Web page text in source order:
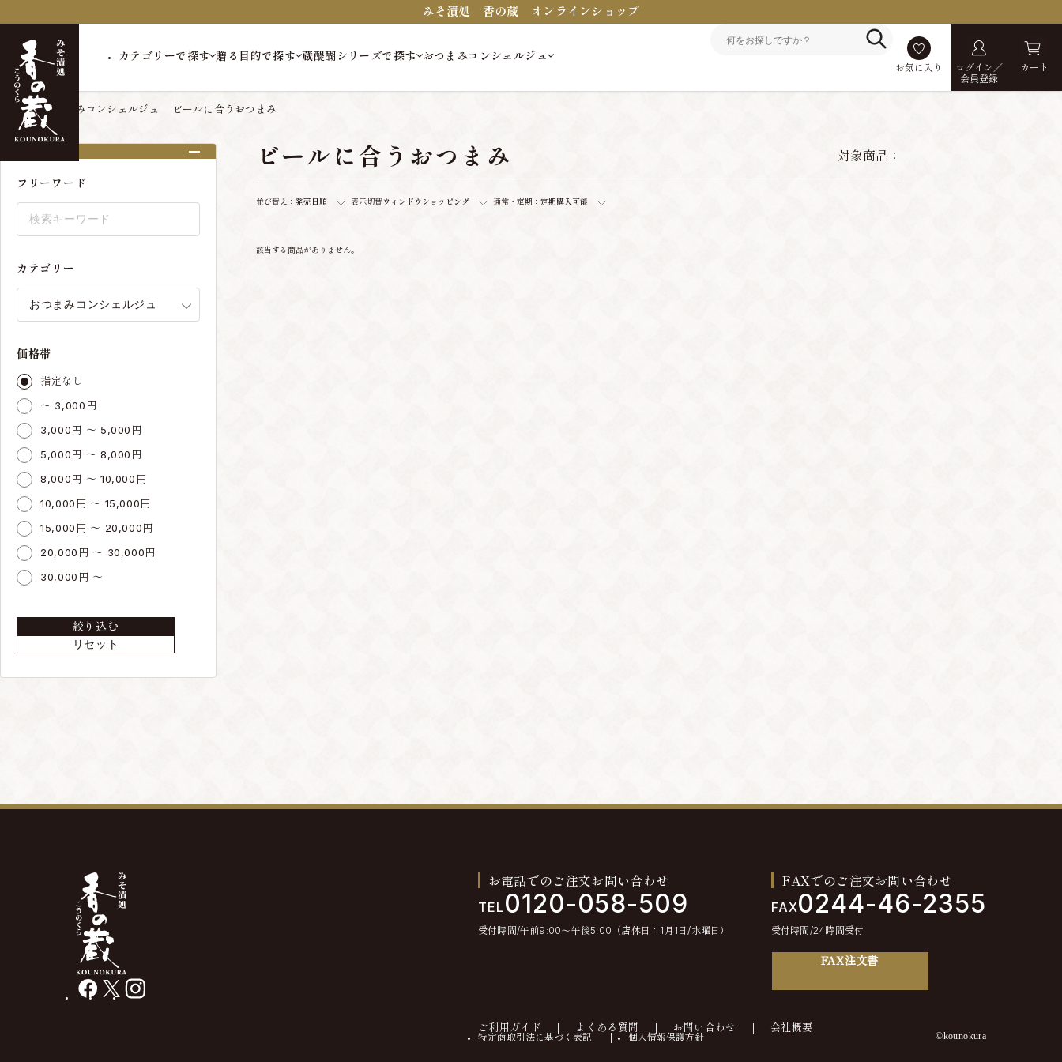
みそ漬処 香の蔵 オンラインショップ
カテゴリーで探す 贈る目的で探す 蔵醍醐シリーズで探す おつまみコンシェルジュ
お気に入り
ログイン／
会員登録
カート
トップ おつまみコンシェルジュ ビールに合うおつまみ
フリーワード
カテゴリー
価格帯
指定なし
～ 3,000円
3,000円 ～ 5,000円
5,000円 ～ 8,000円
8,000円 ～ 10,000円
10,000円 ～ 15,000円
15,000円 ～ 20,000円
20,000円 ～ 30,000円
30,000円 ～
絞り込む
リセット
ビールに合うおつまみ 対象商品：
並び替え： 発売日順 表示切替 ウィンドウショッピング 通常・定期： 定期購入可能
該当する商品がありません。
facebook
X instagram
お電話でのご注文お問い合わせ
TEL 0120-058-509
受付時間/午前9:00〜午後5:00（店休日：1月1日/水曜日）
FAXでのご注文お問い合わせ
FAX0244-46-2355
受付時間/24時間受付
FAX注文書
ご利用ガイド よくある質問 お問い合わせ 会社概要
特定商取引法に基づく表記 個人情報保護方針 ©kounokura